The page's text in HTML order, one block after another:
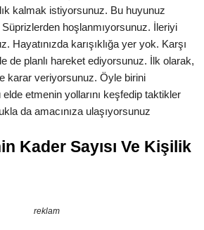
kalmak istiyorsunuz. Bu huyunuz
Süprizlerden hoşlanmıyorsunuz. İleriyi
Hayatınızda karışıklığa yer yok. Karşı
de planlı hareket ediyorsunuz. İlk olarak,
karar veriyorsunuz. Öyle birini
etmenin yollarını keşfedip taktikler
da amacınıza ulaşıyorsunuz
Kader Sayısı Ve Kişilik
reklam